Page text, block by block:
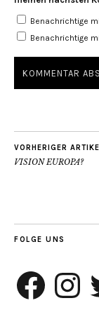
Benachrichtige
Benachrichtige
VORHERIGER
VISION EUROPA?
FOLGE UNS
Facebook Instagram